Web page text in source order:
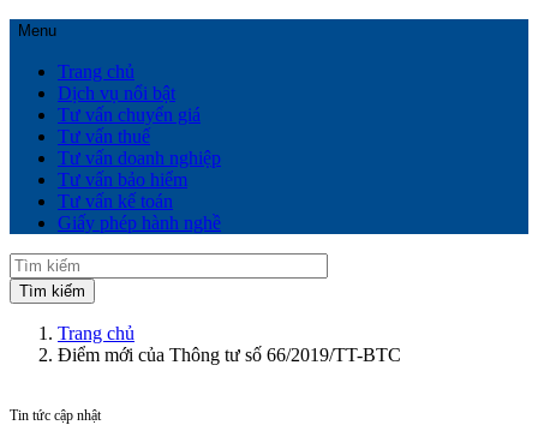
Menu
Trang chủ
Dịch vụ nổi bật
Tư vấn chuyển giá
Tư vấn thuế
Tư vấn doanh nghiệp
Tư vấn bảo hiểm
Tư vấn kế toán
Giấy phép hành nghề
Trang chủ
Điểm mới của Thông tư số 66/2019/TT-BTC
Tin tức cập nhật